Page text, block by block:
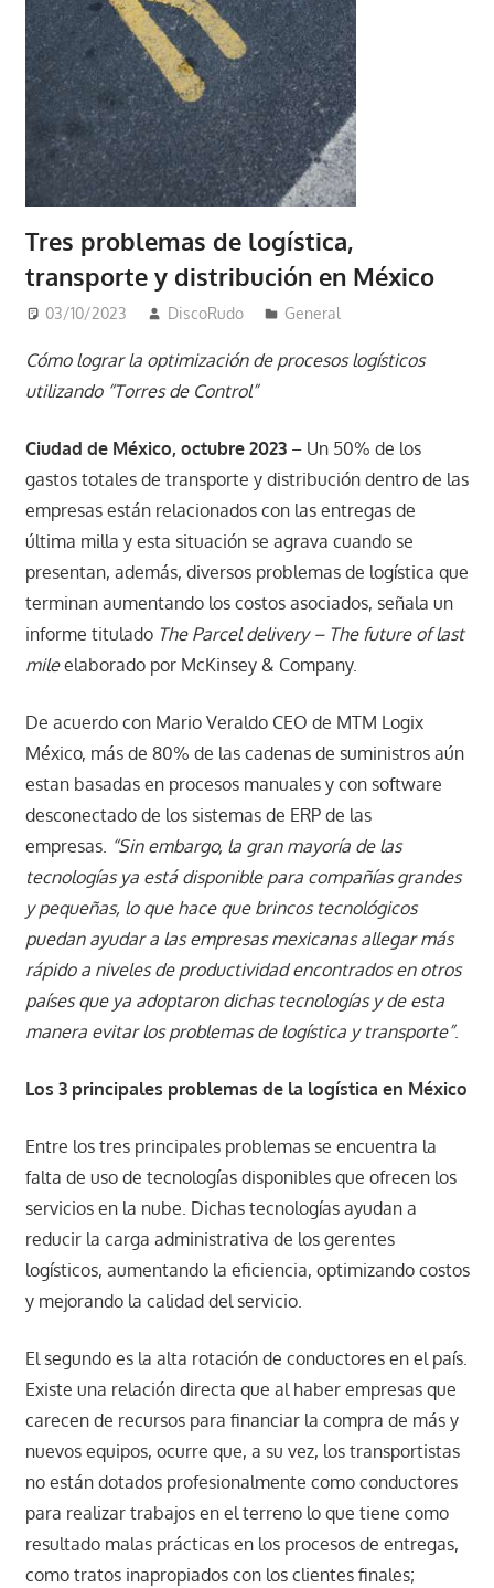
Tres problemas de logística,
transporte y distribución en México
03/10/2023 DiscoRudo General
Cómo lograr la optimización de procesos logísticos
utilizando “Torres de Control”
Ciudad de México, octubre 2023– Un 50% de los
gastos totales de transporte y distribución dentro de las
empresas están relacionados con las entregas de
última milla y esta situación se agrava cuando se
presentan, además, diversos problemas de logística que
terminan aumentando los costos asociados, señala un
informe titulado The Parcel delivery – The future of last
mileelaborado por McKinsey & Company.
De acuerdo con Mario Veraldo CEO de MTM Logix
México, más de 80% de las cadenas de suministros aún
estan basadas en procesos manuales y con software
desconectado de los sistemas de ERP de las
empresas. “Sin embargo, la gran mayoría de las
tecnologías ya está disponible para compañías grandes
y pequeñas, lo que hace que brincos tecnológicos
puedan ayudar a las empresas mexicanas allegar más
rápido a niveles de productividad encontrados en otros
países que ya adoptaron dichas tecnologías y de esta
manera evitar los problemas de logística y transporte”.
Los 3 principales problemas de la logística en México
Entre los tres principales problemas se encuentra la
falta de uso de tecnologías disponibles que ofrecen los
servicios en la nube. Dichas tecnologías ayudan a
reducir la carga administrativa de los gerentes
logísticos, aumentando la eficiencia, optimizando costos
y mejorando la calidad del servicio.
El segundo es la alta rotación de conductores en el país.
Existe una relación directa que al haber empresas que
carecen de recursos para financiar la compra de más y
nuevos equipos, ocurre que, a su vez, los transportistas
no están dotados profesionalmente como conductores
para realizar trabajos en el terreno lo que tiene como
resultado malas prácticas en los procesos de entregas,
como tratos inapropiados con los clientes finales;